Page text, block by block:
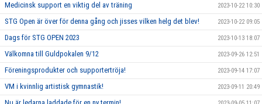
Medicinsk support en viktig del av träning 2023-10-22 10:30
STG Open är över för denna gång och jisses vilken helg det blev! 2023-10-22 09:05
Dags för STG OPEN 2023 2023-10-13 18:07
Välkomna till Guldpokalen 9/12 2023-09-26 12:51
Föreningsprodukter och supportertröja! 2023-09-14 17:07
VM i kvinnlig artistisk gymnastik! 2023-09-11 20:49